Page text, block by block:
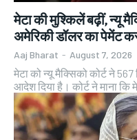
मेटा की मुश्किलें बढ़ीं, न्यू
अमेरिकी डॉलर का पेमेंट
Aaj Bharat - August 7, 2026
मेटा को न्यू मैक्सिको कोर्ट ने
आदेश दिया है। कोर्ट ने माना कि